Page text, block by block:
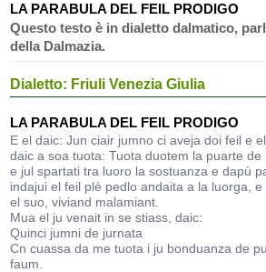
LA PARABULA DEL FEIL PRODIGO
Questo testo è in dialetto dalmatico,
della Dalmazia.
Dialetto: Friuli Venezia Giulia
LA PARABULA DEL FEIL PRODIGO
E el daic: Jun ciair jumno ci aveja doi feil e
daic a soa tuota: Tuota duotem la puarte de
e jul spartati tra luoro la sostuanza e dapù
indajui el feil plè pedlo andaita a la luorga,
el suo, viviand malamiant.
Mua el ju venait in se stiass, daic:
Quinci jumni de jurnata
Cn cuassa da me tuota i ju bonduanza de
faum.